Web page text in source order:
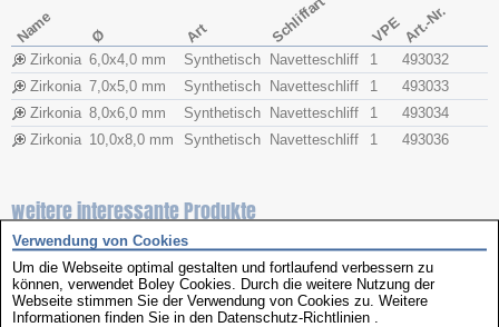
Name Ø Art Schliffart VPE Art.-Nr.
Zirkonia 6,0x​4,0 mm Synthetisch Navetteschliff 1
493032
Zirkonia 7,0x​5,0 mm Synthetisch Navetteschliff 1
493033
Zirkonia 8,0x​6,0 mm Synthetisch Navetteschliff 1
493034
Zirkonia 10,0x​8,0 mm Synthetisch Navetteschliff 1 493036
weitere interessante Produkte
Verwendung von Cookies
Um die Webseite optimal gestalten und fortlaufend verbessern zu
können, verwendet Boley Cookies. Durch die weitere Nutzung der
Webseite stimmen Sie der Verwendung von Cookies zu. Weitere
Informationen finden Sie in den Datenschutz-Richtlinien